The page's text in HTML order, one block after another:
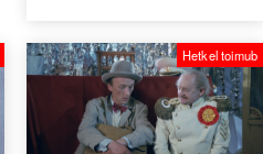
Hetkel toimub